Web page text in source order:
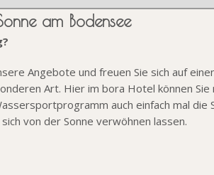
am Bodensee
Angebote und freuen Sie sich auf
Art. Hier im bora Hotel können Sie
auch einfach mal die
von der Sonne verwöhnen lassen.